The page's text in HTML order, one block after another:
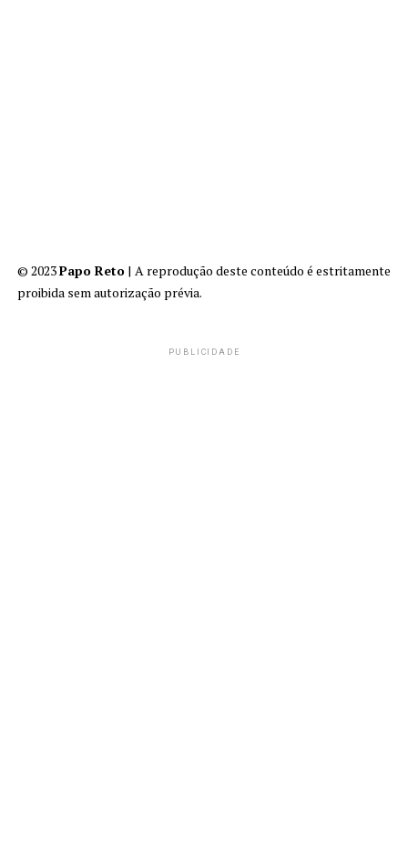
© 2023Papo Reto | A reprodução deste conteúdo é estritamente
proibida sem autorização prévia.
PUBLICIDADE